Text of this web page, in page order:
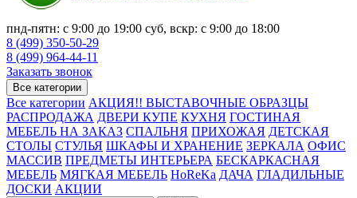
пнд-пятн: с 9:00 до 19:00 суб, вскр: с 9:00 до 18:00
8 (499) 350-50-29
8 (499) 964-44-11
Заказать звонок
Все категории
Все категории АКЦИЯ!! ВЫСТАВОЧНЫЕ ОБРАЗЦЫ
РАСПРОДАЖА ДВЕРИ КУПЕ КУХНЯ ГОСТИНАЯ
МЕБЕЛЬ НА ЗАКАЗ СПАЛЬНЯ ПРИХОЖАЯ ДЕТСКАЯ
СТОЛЫ СТУЛЬЯ ШКАФЫ И ХРАНЕНИЕ ЗЕРКАЛА ОФИС
МАССИВ ПРЕДМЕТЫ ИНТЕРЬЕРА БЕСКАРКАСНАЯ
МЕБЕЛЬ МЯГКАЯ МЕБЕЛЬ HoReKa ДАЧА ГЛАДИЛЬНЫЕ
ДОСКИ АКЦИИ